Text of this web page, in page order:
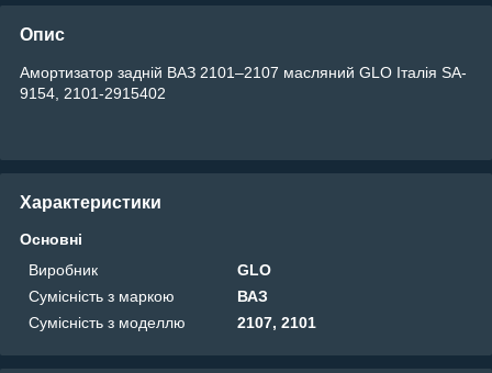
Опис
Амортизатор задній ВАЗ 2101–2107 масляний GLO Італія SA-
9154, 2101-2915402
Характеристики
Основні
Виробник
GLO
Сумісність з маркою
ВАЗ
Сумісність з моделлю
2107, 2101